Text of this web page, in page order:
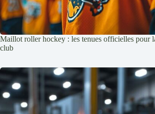
Maillot roller hockey : les tenues officielles pour
club